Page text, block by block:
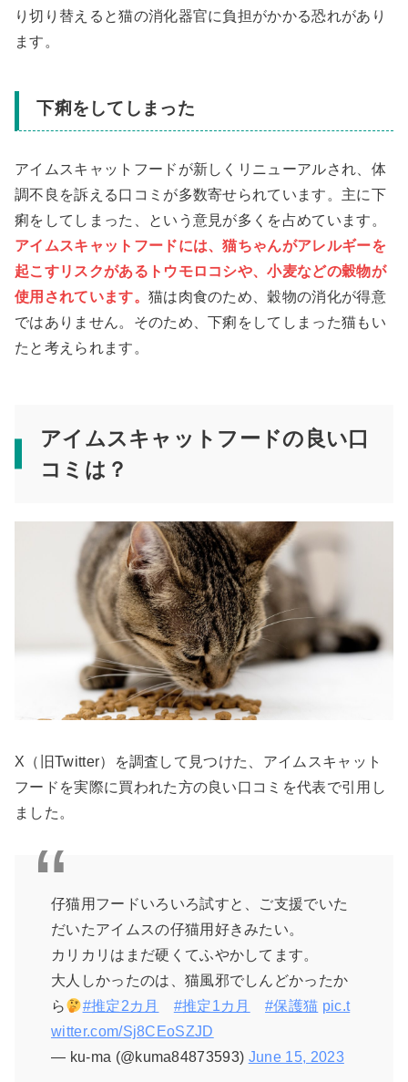
り切り替えると猫の消化器官に負担がかかる恐れがあり
ます。
下痢をしてしまった
アイムスキャットフードが新しくリニューアルされ、体
調不良を訴える口コミが多数寄せられています。主に下
痢をしてしまった、という意見が多くを占めています。
アイムスキャットフードには、猫ちゃんがアレルギーを
起こすリスクがあるトウモロコシや、小麦などの穀物が
使用されています。 猫は肉食のため、穀物の消化が得意
ではありません。そのため、下痢をしてしまった猫もい
たと考えられます。
アイムスキャットフードの良い口
コミは？
X（旧Twitter）を調査して見つけた、アイムスキャット
フードを実際に買われた方の良い口コミを代表で引用し
ました。
仔猫用フードいろいろ試すと、ご支援でいた
だいたアイムスの仔猫用好きみたい。
カリカリはまだ硬くてふやかしてます。
大人しかったのは、猫風邪でしんどかったか
ら
#推定2カ月 #推定1カ月 #保護猫 pic.t
witter.com/Sj8CEoSZJD
— ku-ma (@kuma84873593) June 15, 2023